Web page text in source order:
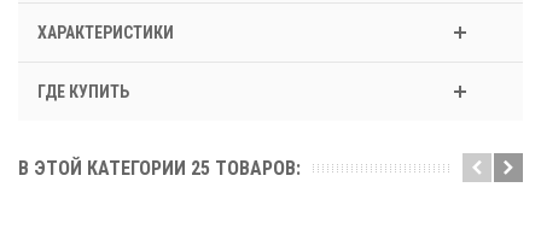
ХАРАКТЕРИСТИКИ
ГДЕ КУПИТЬ
В ЭТОЙ КАТЕГОРИИ 25 ТОВАРОВ: